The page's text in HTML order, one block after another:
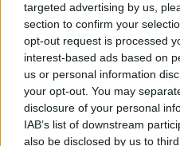
targeted advertising by us,
section to confirm your
opt-out request is processed
interest-based ads based on
us or personal information
your opt-out. You may
disclosure of your personal
IAB’s list of downstream
also be disclosed by us to
ÚLTIMES NOTÍCIES